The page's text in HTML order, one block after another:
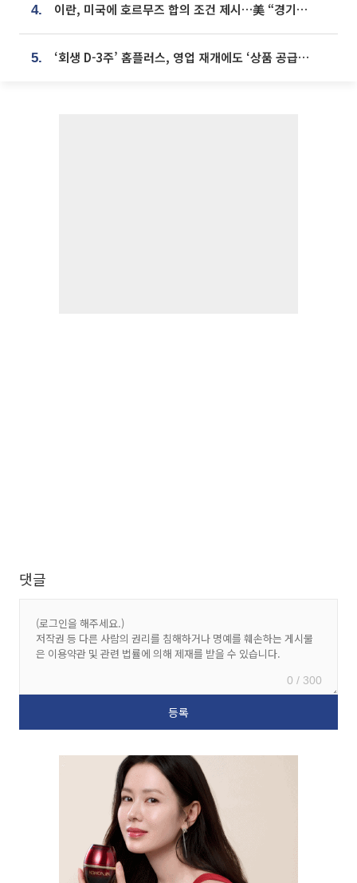
4. 이란, 미국에 호르무즈 합의 조건 제시…美 “경기 아직 안 끝나” [종합]
5. ‘회생 D-3주’ 홈플러스, 영업 재개에도 ‘상품 공급망’ 복구가 생존 관건
댓글
0 / 300